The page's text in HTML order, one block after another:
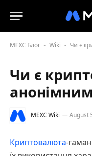
MEXC Блог - Wiki - Чи є
Чи є
MEXC Wiki August
Криптовалюта-